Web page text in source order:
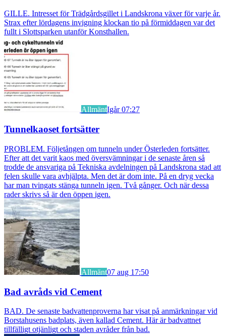
GILLE. Intresset för Trädgårdsgillet i Landskrona växer för varje år.
Strax efter lördagens invigning klockan tio på förmiddagen var det
fullt i Slottsparken utanför Konsthallen.
AllmäntIgår 07:27
Tunnelkaoset fortsätter
PROBLEM. Följetången om tunneln under Österleden fortsätter.
Efter att det varit kaos med översvämningar i de senaste åren så
trodde de ansvariga på Tekniska avdelningen på Landskrona stad att
felen skulle vara avhjälpta. Men det är dom inte. På en dryg vecka
har man tvingats stänga tunneln igen. Två gånger. Och när dessa
rader skrivs så är den öppen igen.
Allmänt07 aug 17:50
Bad avråds vid Cement
BAD. De senaste badvattenproverna har visat på anmärkningar vid
Borstahusens badplats, även kallad Cement. Här är badvattnet
tillfälligt otjänligt och staden avråder från bad.